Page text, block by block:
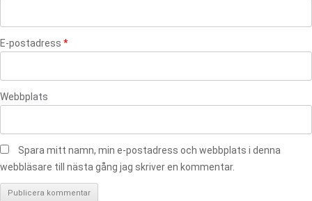
E-postadress *
Webbplats
Spara mitt namn, min e-postadress och webbplats i denna
webbläsare till nästa gång jag skriver en kommentar.